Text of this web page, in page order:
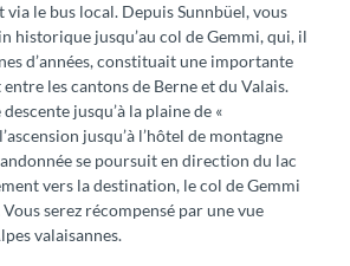
le bus local. Depuis Sunnbüel, vous
historique jusqu’au col de Gemmi, qui, il
d’années, constituait une importante
les cantons de Berne et du Valais.
jusqu’à la plaine de «
jusqu’à l’hôtel de montagne
se poursuit en direction du lac
vers la destination, le col de Gemmi
serez récompensé par une vue
valaisannes.